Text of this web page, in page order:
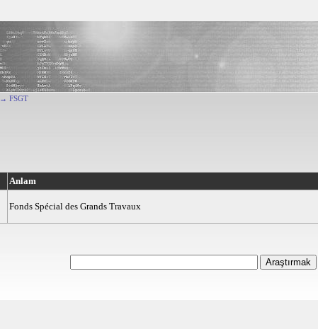
→ FSGT
Anlam
Fonds Spécial des Grands Travaux